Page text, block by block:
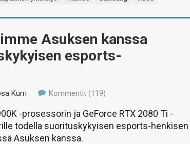
Asuksen kanssa
esports-
Kurri Kommentit (119)
-prosessorin ja GeForce RTX 2080 Ti -
todella suorituskykyisen esports-henkisen
Asuksen kanssa.